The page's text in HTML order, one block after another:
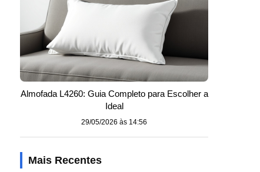
Almofada L4260: Guia Completo para Escolher a
Ideal
29/05/2026 às 14:56
Mais Recentes